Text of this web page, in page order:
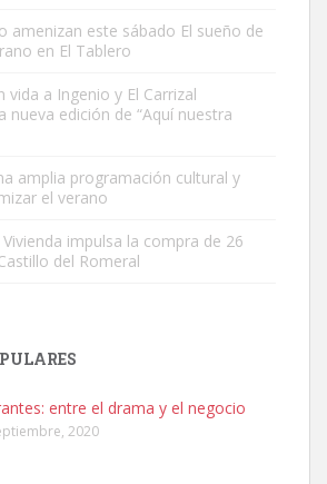
para mi perra. Pastor alemán,
personales ...
amenizan este sábado El sueño de
en El Tablero
vida a Ingenio y El Carrizal
nueva edición de “Aquí nuestra
amplia programación cultural y
el verano
impulsa la compra de 26
del Romeral
entre el drama y el negocio
2020